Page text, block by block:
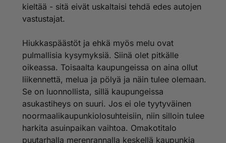
kieltää - sitä eivät uskaltaisi tehdä edes autojen
vastustajat.
Hiukkaspäästöt ja ehkä myös melu ovat
pulmallisia kysymyksiä. Siinä olet pitkälle
oikeassa. Toisaalta kaupungeissa on aina ollut
liikennettä, melua ja pölyä ja näin tulee olemaan.
Se on luonnollista, sillä kaupungeissa
asukastiheys on suuri. Jos ei ole tyytyväinen
noormaalikaupunkiolosuhteisiin, niin silloin tulee
harkita asuinpaikan vaihtoa. Omakotitalo
puutarhalla merenrannalla keskellä kaupunkia